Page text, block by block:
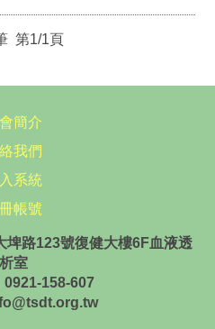
第1/1頁
簡介
我們
系統
帳號
埤路123號復健大樓6F血液透
析室
0921-158-607